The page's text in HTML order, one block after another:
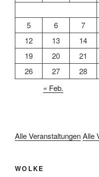
5
6 7
12
13 14
19
20 21
26
27 28
« Feb.
Alle VeranstaltungenAlle
WOLKE